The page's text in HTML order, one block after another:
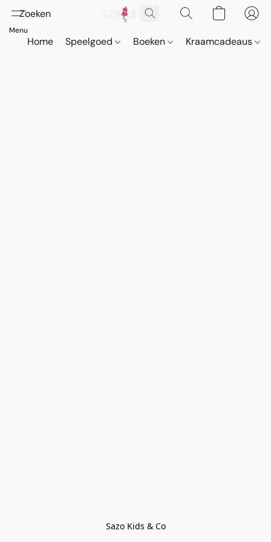
Home Speelgoed Boeken Kraamcadeaus
Sazo Kids & Co